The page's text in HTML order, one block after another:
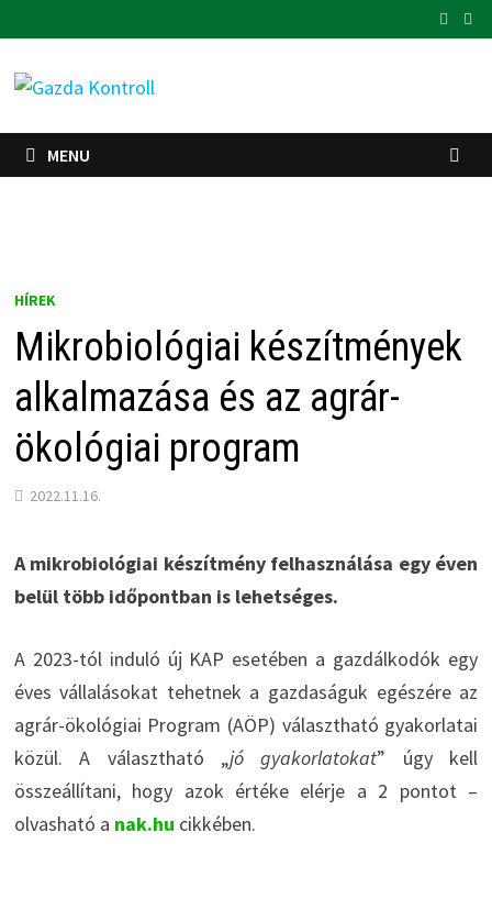
to
content
MENU
HÍREK
Mikrobiológiai készítmények
alkalmazása és az agrár-
ökológiai program
2022.11.16.
A mikrobiológiai készítmény felhasználása egy éven
belül több időpontban is lehetséges.
A 2023-tól induló új KAP esetében a gazdálkodók egy
éves vállalásokat tehetnek a gazdaságuk egészére az
agrár-ökológiai Program (AÖP) választható gyakorlatai
közül. A választható „jó gyakorlatokat” úgy kell
összeállítani, hogy azok értéke elérje a 2 pontot –
olvasható a nak.hu cikkében.